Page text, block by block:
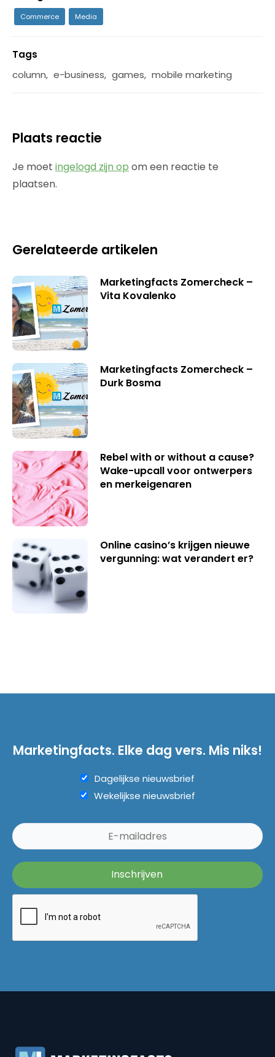
Commerce Media
Tags
column, e-business, games, mobile marketing
Plaats reactie
Je moet ingelogd zijn op om een reactie te
plaatsen.
Gerelateerde artikelen
Marketingfacts Zomercheck –
Vita Kovalenko
Marketingfacts Zomercheck –
Durk Bosma
Rebel with or without a cause?
Wake-upcall voor ontwerpers
en merkeigenaren
Online casino’s krijgen nieuwe
vergunning: wat verandert er?
Marketingfacts. Elke dag vers. Mis niks!
Dagelijkse nieuwsbrief
Wekelijkse nieuwsbrief